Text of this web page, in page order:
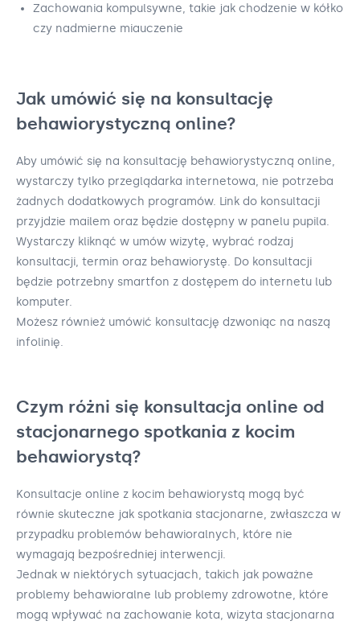
Zachowania kompulsywne, takie jak chodzenie w kółko
czy nadmierne miauczenie
Jak umówić się na konsultację
behawiorystyczną online?
Aby umówić się na konsultację behawiorystyczną online,
wystarczy tylko przeglądarka internetowa, nie potrzeba
żadnych dodatkowych programów. Link do konsultacji
przyjdzie mailem oraz będzie dostępny w panelu pupila.
Wystarczy kliknąć w umów wizytę, wybrać rodzaj
konsultacji, termin oraz behawiorystę. Do konsultacji
będzie potrzebny smartfon z dostępem do internetu lub
komputer.
Możesz również umówić konsultację dzwoniąc na naszą
infolinię.
Czym różni się konsultacja online od
stacjonarnego spotkania z kocim
behawiorystą?
Konsultacje online z kocim behawiorystą mogą być
równie skuteczne jak spotkania stacjonarne, zwłaszcza w
przypadku problemów behawioralnych, które nie
wymagają bezpośredniej interwencji.
Jednak w niektórych sytuacjach, takich jak poważne
problemy behawioralne lub problemy zdrowotne, które
mogą wpływać na zachowanie kota, wizyta stacjonarna